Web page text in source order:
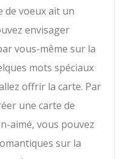
de voeux ait un
envisager
vous-même sur la
mots spéciaux
offrir la carte. Par
une carte de
aimé, vous pouvez
sur la